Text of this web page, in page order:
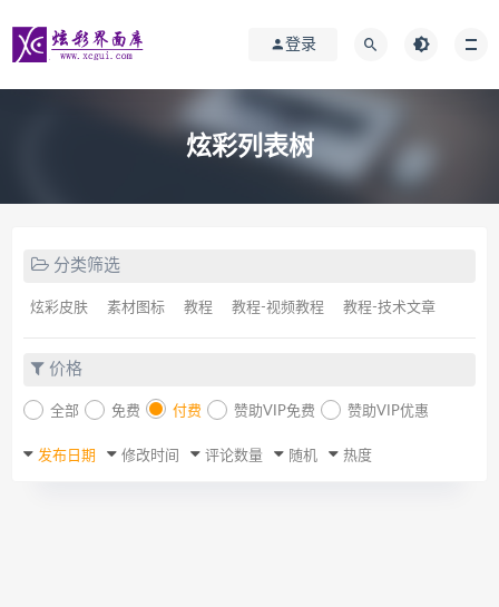
登录
炫彩列表树
分类筛选
炫彩皮肤 素材图标 教程 教程-视频教程 教程-技术文章
价格
全部 免费 付费 赞助VIP免费 赞助VIP优惠
发布日期 修改时间 评论数量 随机 热度